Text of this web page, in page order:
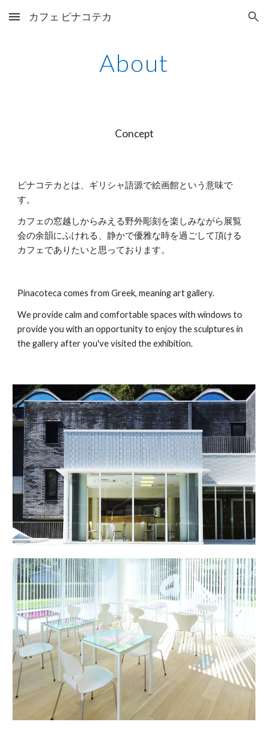
Skip to main content Skip to navigation
カフェ ピナコテカ
About
Concept
ピナコテカとは、ギリシャ語源で絵画館という意味で
す。
カフェの窓越しからみえる野外彫刻を楽しみながら展覧
会の余韻にふけれる、静かで優雅な時を過ごして頂ける
カフェでありたいと思っております。
Pinacoteca comes from Greek, meaning art gallery.
We provide calm and comfortable spaces with windows to
provide you with an opportunity to enjoy the sculptures in
the gallery after you've visited the exhibition.